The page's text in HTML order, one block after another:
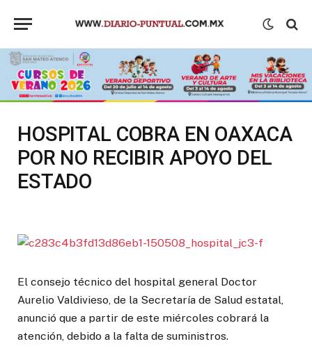
HOSPITAL COBRA EN OAXACA
POR NO RECIBIR APOYO DEL
ESTADO
El consejo técnico del hospital general Doctor
Aurelio Valdivieso, de la Secretaría de Salud estatal,
anunció que a partir de este miércoles cobrará la
atención, debido a la falta de suministros.